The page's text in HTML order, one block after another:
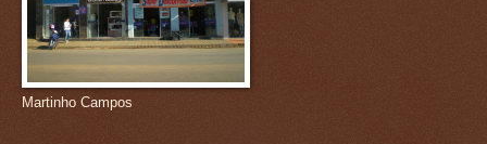
Martinho Campos